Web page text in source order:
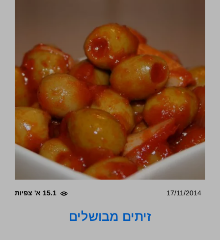
17/11/2014 15.1 א' צפיות
זיתים מבושלים